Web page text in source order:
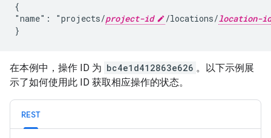
{
"name": "projects/project-id /locations/location-id
}
在本例中，操作 ID 为 bc4e1d412863e626 。以下示例展
示了如何使用此 ID 获取相应操作的状态。
REST